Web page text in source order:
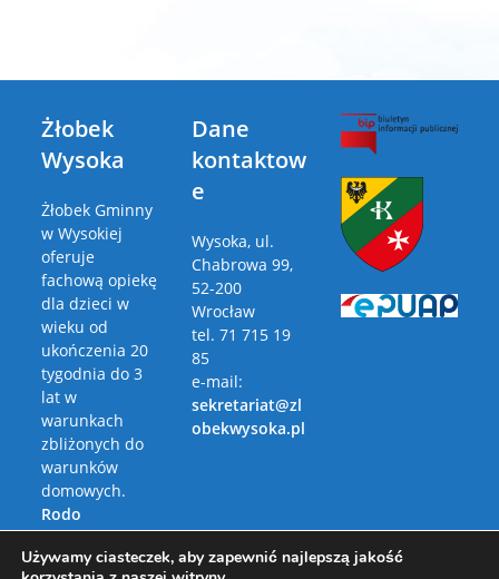
Żłobek
Wysoka
Żłobek Gminny
w Wysokiej
oferuje
fachową opiekę
dla dzieci w
wieku od
ukończenia 20
tygodnia do 3
lat w
warunkach
zbliżonych do
warunków
domowych.
Rodo
Polityka
Prywatności
Dane
kontaktow
e
Wysoka, ul.
Chabrowa 99,
52-200
Wrocław
tel. 71 715 19
85
e-mail:
sekretariat@zl
obekwysoka.pl
Używamy ciasteczek, aby zapewnić najlepszą jakość